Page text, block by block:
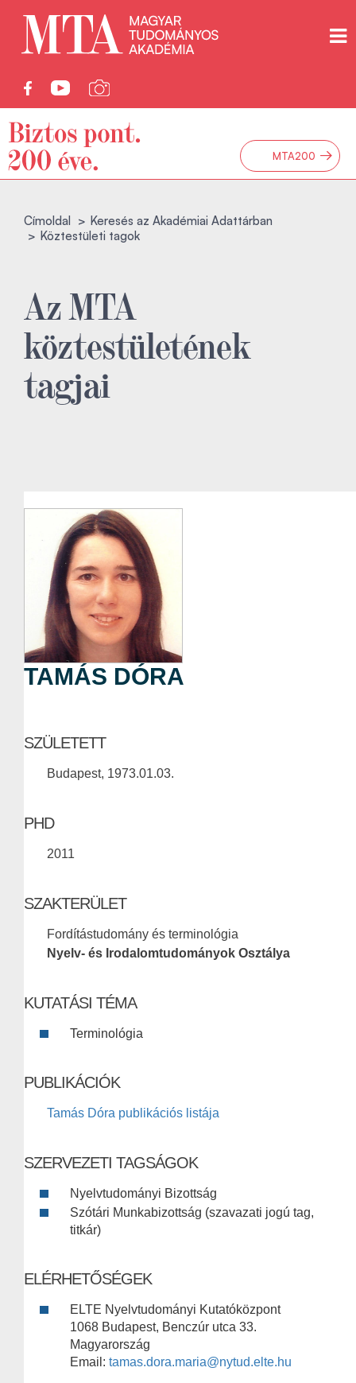
MTA200 →
Címoldal
Keresés az Akadémiai Adattárban
Köztestületi tagok
Az MTA
köztestületének
tagjai
TAMÁS DÓRA
SZÜLETETT
Budapest, 1973.01.03.
PHD
2011
SZAKTERÜLET
Fordítástudomány és terminológia
Nyelv- és Irodalomtudományok Osztálya
KUTATÁSI TÉMA
Terminológia
PUBLIKÁCIÓK
Tamás Dóra publikációs listája
SZERVEZETI TAGSÁGOK
Nyelvtudományi Bizottság
Szótári Munkabizottság (szavazati jogú tag,
titkár)
ELÉRHETŐSÉGEK
ELTE Nyelvtudományi Kutatóközpont
1068 Budapest, Benczúr utca 33.
Magyarország
Email: tamas.dora.maria@nytud.elte.hu